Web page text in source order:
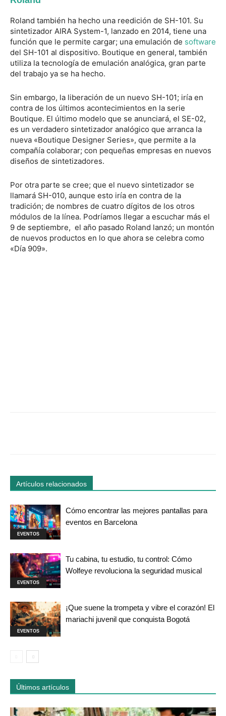
Roland también ha hecho una reedición de SH-101. Su
sintetizador AIRA System-1, lanzado en 2014, tiene una
función que le permite cargar; una emulación de software
del SH-101 al dispositivo. Boutique en general, también
utiliza la tecnología de emulación analógica, gran parte
del trabajo ya se ha hecho.
Sin embargo, la liberación de un nuevo SH-101; iría en
contra de los últimos acontecimientos en la serie
Boutique. El último modelo que se anunciará, el SE-02,
es un verdadero sintetizador analógico que arranca la
nueva «Boutique Designer Series», que permite a la
compañía colaborar; con pequeñas empresas en nuevos
diseños de sintetizadores.
Por otra parte se cree; que el nuevo sintetizador se
llamará SH-010, aunque esto iría en contra de la
tradición; de nombres de cuatro dígitos de los otros
módulos de la línea. Podríamos llegar a escuchar más el
9 de septiembre, el año pasado Roland lanzó; un montón
de nuevos productos en lo que ahora se celebra como
«Día 909».
Artículos relacionados
EVENTOS
Cómo encontrar las mejores pantallas para
eventos en Barcelona
EVENTOS
Tu cabina, tu estudio, tu control: Cómo
Wolfeye revoluciona la seguridad musical
EVENTOS
¡Que suene la trompeta y vibre el corazón! El
mariachi juvenil que conquista Bogotá
Últimos artículos